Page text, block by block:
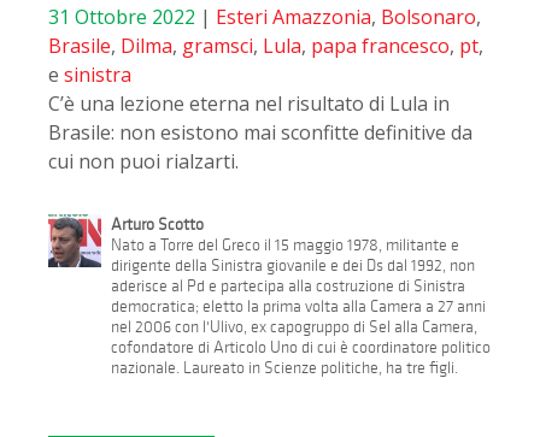
31 Ottobre 2022 | Esteri Amazzonia, Bolsonaro,
Brasile, Dilma, gramsci, Lula, papa francesco, pt,
e sinistra
C’è una lezione eterna nel risultato di Lula in
Brasile: non esistono mai sconfitte definitive da
cui non puoi rialzarti.
Arturo Scotto
Nato a Torre del Greco il 15 maggio 1978, militante e
dirigente della Sinistra giovanile e dei Ds dal 1992, non
aderisce al Pd e partecipa alla costruzione di Sinistra
democratica; eletto la prima volta alla Camera a 27 anni
nel 2006 con l'Ulivo, ex capogruppo di Sel alla Camera,
cofondatore di Articolo Uno di cui è coordinatore politico
nazionale. Laureato in Scienze politiche, ha tre figli.